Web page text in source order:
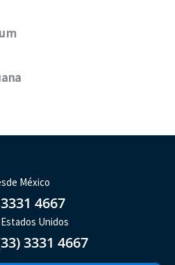
México
4667
Unidos
3331 4667